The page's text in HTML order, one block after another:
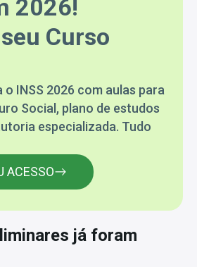
2026!
Curso
INSS 2026 com aulas para
Social, plano de estudos
especializada. Tudo
ACESSO
já foram